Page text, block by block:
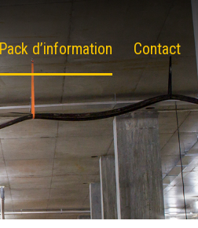
Pack d’information Contact